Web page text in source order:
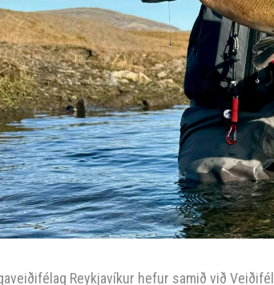
Reykjavíkur hefur samið við